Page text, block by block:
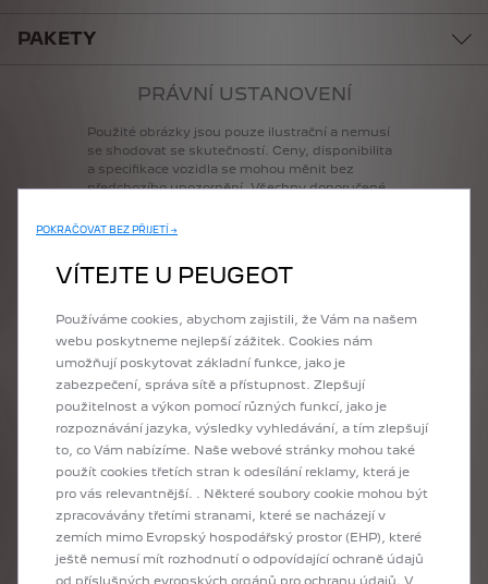
PAKETY
PRÁVNÍ USTANOVENÍ
Použité obrázky jsou pouze ilustrační a nemusí
se shodovat se skutečností. Ceny, disponibilita
a specifikace vozidla se mohou měnit bez
předchozího upozornění. Všechny doporučené
sdělí koncesionář.
Technické parametry odpovídají
příplatkovou výbavu. Některé prvky příplatkové
výbavy
nahrazují standardní výbavu
stejného
jednotlivých položek uvedena. Detailní popis
standardní výbavy a technických údajů
naleznete v aktuálním Ceníku.
Údaje o spotřebě paliva a výši emisí CO2
vycházejí z testovacího jízdního cyklu WLTP v
souladu
příslušnými právními
předpisy
republiky.
Uvedené hodnoty kombinovaného provozu
odpovídají zvolené specifikaci vozidla ve
standardním provedení bez doplňkové výbavy.
Reálné hodnoty se mohou lišit v závislosti na
zvolené verzi a originální doplňkové výbavě.
POKRAČOVAT BEZ PŘIJETÍ →
VÍTEJTE U PEUGEOT
Používáme cookies, abychom zajistili, že Vám na našem
webu poskytneme nejlepší zážitek. Cookies nám
umožňují poskytovat základní funkce, jako je
zabezpečení, správa sítě a přístupnost. Zlepšují
použitelnost a výkon pomocí různých funkcí, jako je
rozpoznávání jazyka, výsledky vyhledávání, a tím zlepšují
to, co Vám nabízíme. Naše webové stránky mohou také
použít cookies třetích stran k odesílání reklamy, která je
pro vás relevantnější. . Některé soubory cookie mohou být
zpracovávány třetími stranami, které se nacházejí v
zemích mimo Evropský hospodářský prostor (EHP), které
ještě nemusí mít rozhodnutí o odpovídající ochraně údajů
od příslušných evropských orgánů pro ochranu údajů. V